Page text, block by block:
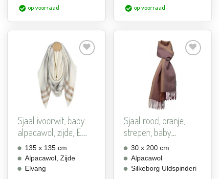
op voorraad op voorraad
Aan
verlanglijst
toevoegen
Sjaal ivoorwit, baby
alpacawol, zijde, E...
135 x 135 cm
Alpacawol, Zijde
Elvang
verlanglijst
toevoegen
Sjaal rood, oranje,
strepen, baby
alpaca...
30 x 200 cm
Alpacawol
Silkeborg Uldspinderi